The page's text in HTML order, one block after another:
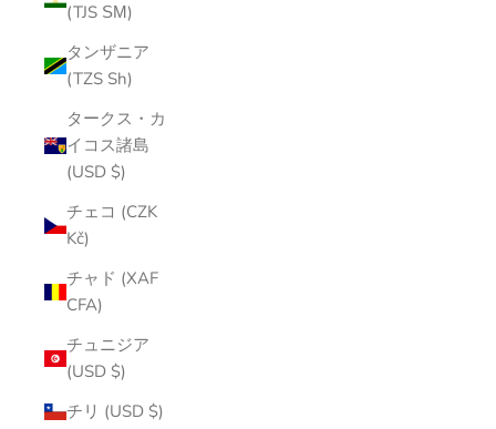
(TJS ЅМ)
タンザニア
(TZS Sh)
タークス・カ
イコス諸島
(USD $)
チェコ (CZK
Kč)
チャド (XAF
CFA)
チュニジア
(USD $)
チリ (USD $)